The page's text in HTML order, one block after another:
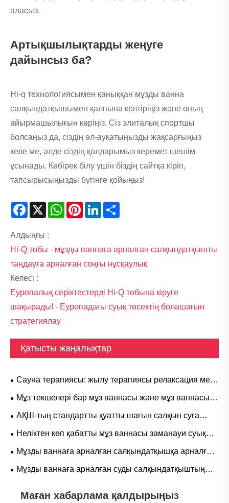
аласыз.
Артықшылықтарды жеңуге
дайынсыз ба?
Hi-q технологиясымен қаныққан мұзды ванна
салқындатқышымен қалпына келтіріңіз және оның
айырмашылығын көріңіз. Сіз элиталық спортшы
болсаңыз да, сіздің әл-ауқатыңызды жақсарғыңыз
келе ме, әлде сіздің қолдарымыз керемет шешім
ұсынады. Көбірек білу үшін біздің сайтқа кіріп,
тапсырысыңызды бүгінге қойыңыз!
Facebook
X WhatsAppPinterestLinkedIn
Алдыңғы :
Hi-Q тобы - мұзды ваннаға арналған салқындатқышты
таңдауға арналған соңғы нұсқаулық
Келесі :
Еуропалық серіктестерді Hi-Q тобына кіруге
шақырады! - Еуропадағы суық төсектің болашағын
стратегиялау
Қатысты жаңалықтар
Сауна терапиясы: жылу терапиясы релаксация мен
сауықтыруды қалай қолдайтынын түсіну
Мұз текшелері бар мұз ваннасы және мұз ваннасы
салқындатқышы: қай салқындату әдісі жақсы?
АҚШ-тың стандартты қуатты шағын салқын суға
арналған ваннасы қалпына келтіру және сауықтыру
Неліктен көп қабатты мұз ваннасы заманауи суық
терапия үшін таңдаулы таңдау болып табылады
Мұзды ваннаға арналған салқындатқышқа арналған
үрленген мұз ваннасы сіздің суық терапия
Мұзды ваннаға арналған суды салқындатқыштың
мен өнімділікті қалай жақсарта алады
Маған хабарлама қалдырыңыз